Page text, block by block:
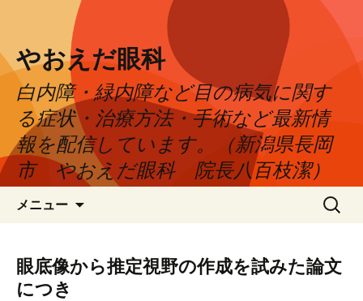
やおえだ眼科
白内障・緑内障など目の病気に関す
る症状・治療方法・手術など最新情
報を配信しています。（新潟県長岡
市 やおえだ眼科 院長八百枝潔）
メニュー
ツ
検
索:
眼底像から推定視野の作成を試みた論文
につき